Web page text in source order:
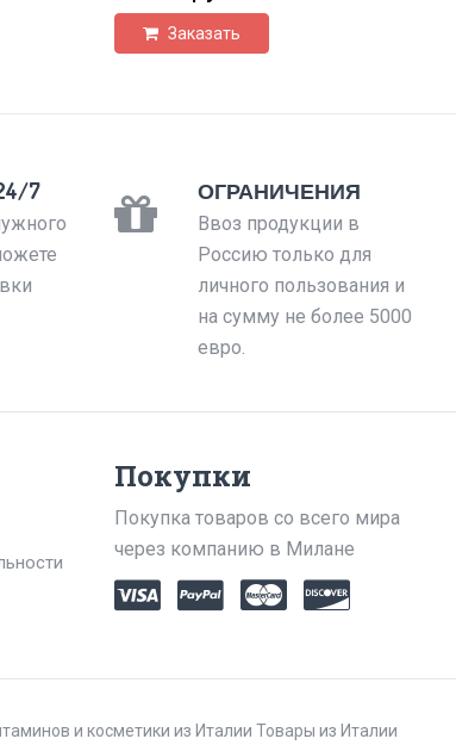
Заказать
7 ОГРАНИЧЕНИЯ
Ввоз продукции в
Россию только для
личного пользования и
на сумму не более 5000
евро.
Покупки
Покупка товаров со всего мира
через компанию в Милане
и косметики из Италии Товары из Италии